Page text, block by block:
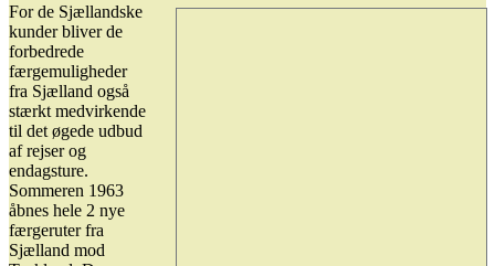
For de Sjællandske
kunder bliver de
forbedrede
færgemuligheder
fra Sjælland også
stærkt medvirkende
til det øgede udbud
af rejser og
endagsture.
Sommeren 1963
åbnes hele 2 nye
færgeruter fra
Sjælland mod